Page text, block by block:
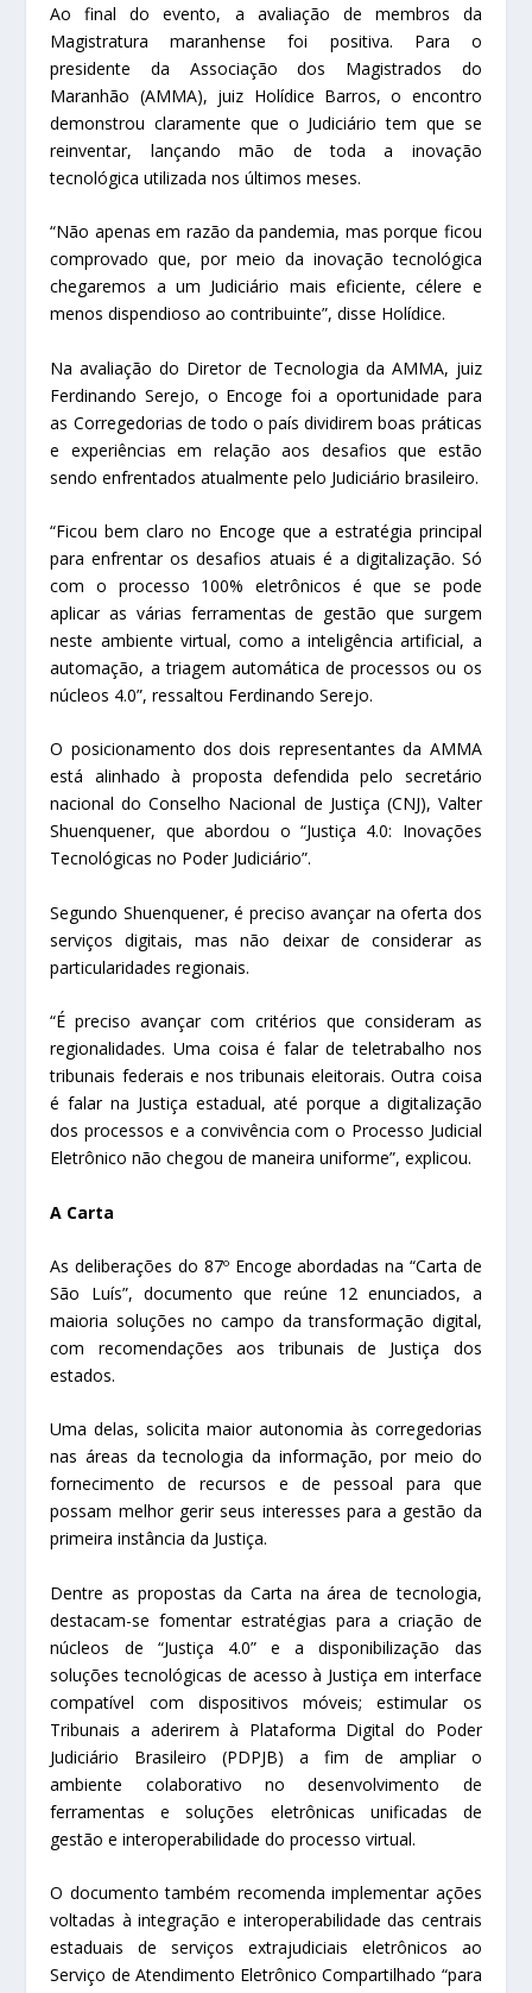
Ao final do evento, a avaliação de membros da
Magistratura maranhense foi positiva. Para o
presidente da Associação dos Magistrados do
Maranhão (AMMA), juiz Holídice Barros, o encontro
demonstrou claramente que o Judiciário tem que se
reinventar, lançando mão de toda a inovação
tecnológica utilizada nos últimos meses.
“Não apenas em razão da pandemia, mas porque ficou
comprovado que, por meio da inovação tecnológica
chegaremos a um Judiciário mais eficiente, célere e
menos dispendioso ao contribuinte”, disse Holídice.
Na avaliação do Diretor de Tecnologia da AMMA, juiz
Ferdinando Serejo, o Encoge foi a oportunidade para
as Corregedorias de todo o país dividirem boas práticas
e experiências em relação aos desafios que estão
sendo enfrentados atualmente pelo Judiciário brasileiro.
“Ficou bem claro no Encoge que a estratégia principal
para enfrentar os desafios atuais é a digitalização. Só
com o processo 100% eletrônicos é que se pode
aplicar as várias ferramentas de gestão que surgem
neste ambiente virtual, como a inteligência artificial, a
automação, a triagem automática de processos ou os
núcleos 4.0”, ressaltou Ferdinando Serejo.
O posicionamento dos dois representantes da AMMA
está alinhado à proposta defendida pelo secretário
nacional do Conselho Nacional de Justiça (CNJ), Valter
Shuenquener, que abordou o “Justiça 4.0: Inovações
Tecnológicas no Poder Judiciário”.
Segundo Shuenquener, é preciso avançar na oferta dos
serviços digitais, mas não deixar de considerar as
particularidades regionais.
“É preciso avançar com critérios que consideram as
regionalidades. Uma coisa é falar de teletrabalho nos
tribunais federais e nos tribunais eleitorais. Outra coisa
é falar na Justiça estadual, até porque a digitalização
dos processos e a convivência com o Processo Judicial
Eletrônico não chegou de maneira uniforme”, explicou.
A Carta
As deliberações do 87º Encoge abordadas na “Carta de
São Luís”, documento que reúne 12 enunciados, a
maioria soluções no campo da transformação digital,
com recomendações aos tribunais de Justiça dos
estados.
Uma delas, solicita maior autonomia às corregedorias
nas áreas da tecnologia da informação, por meio do
fornecimento de recursos e de pessoal para que
possam melhor gerir seus interesses para a gestão da
primeira instância da Justiça.
Dentre as propostas da Carta na área de tecnologia,
destacam-se fomentar estratégias para a criação de
núcleos de “Justiça 4.0” e a disponibilização das
soluções tecnológicas de acesso à Justiça em interface
compatível com dispositivos móveis; estimular os
Tribunais a aderirem à Plataforma Digital do Poder
Judiciário Brasileiro (PDPJB) a fim de ampliar o
ambiente colaborativo no desenvolvimento de
ferramentas e soluções eletrônicas unificadas de
gestão e interoperabilidade do processo virtual.
O documento também recomenda implementar ações
voltadas à integração e interoperabilidade das centrais
estaduais de serviços extrajudiciais eletrônicos ao
Serviço de Atendimento Eletrônico Compartilhado “para